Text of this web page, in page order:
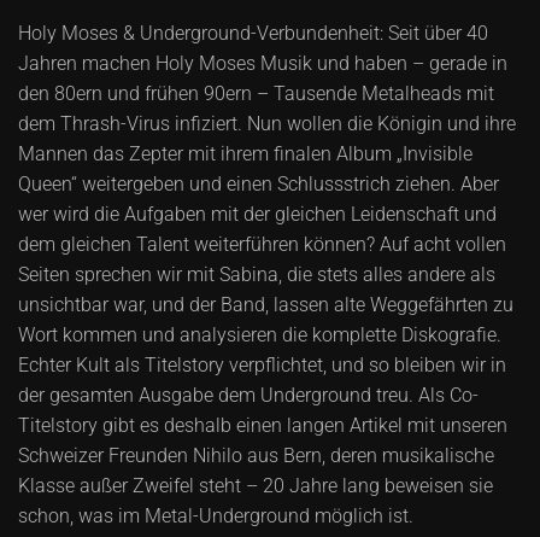
Holy Moses & Underground-Verbundenheit: Seit über 40
Jahren machen Holy Moses Musik und haben – gerade in
den 80ern und frühen 90ern – Tausende Metalheads mit
dem Thrash-Virus infiziert. Nun wollen die Königin und ihre
Mannen das Zepter mit ihrem finalen Album „Invisible
Queen“ weitergeben und einen Schlussstrich ziehen. Aber
wer wird die Aufgaben mit der gleichen Leidenschaft und
dem gleichen Talent weiterführen können? Auf acht vollen
Seiten sprechen wir mit Sabina, die stets alles andere als
unsichtbar war, und der Band, lassen alte Weggefährten zu
Wort kommen und analysieren die komplette Diskografie.
Echter Kult als Titelstory verpflichtet, und so bleiben wir in
der gesamten Ausgabe dem Underground treu. Als Co-
Titelstory gibt es deshalb einen langen Artikel mit unseren
Schweizer Freunden Nihilo aus Bern, deren musikalische
Klasse außer Zweifel steht – 20 Jahre lang beweisen sie
schon, was im Metal-Underground möglich ist.